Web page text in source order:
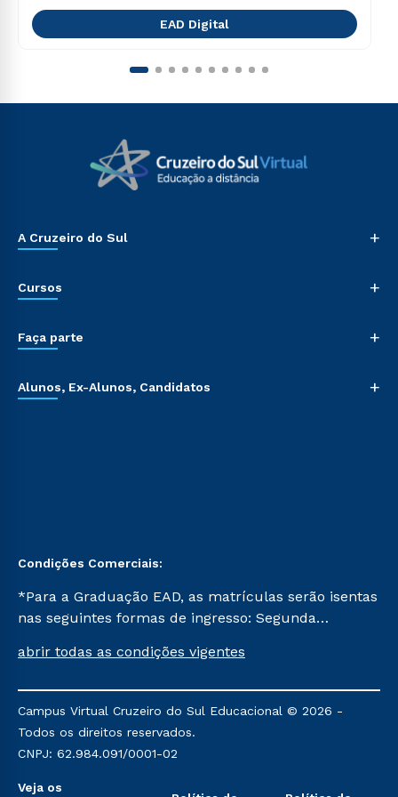
EAD Digital
A Cruzeiro do Sul +
Cursos +
Faça parte +
Alunos, Ex-Alunos, Candidatos +
Condições Comerciais:
*Para a Graduação EAD, as matrículas serão isentas
nas seguintes formas de ingresso: Segunda
Já para as demais, a taxa de matrícula será de R$
mencionadas são referentes aos cursos: Ensino
Religioso, Geografia para a Docência e Metodologia
do Ensino de História: Questões Atuais.
abrir todas as condições vigentes
Campus Virtual Cruzeiro do Sul Educacional © 2026 -
Todos os direitos reservados.
CNPJ: 62.984.091/0001-02
Veja os